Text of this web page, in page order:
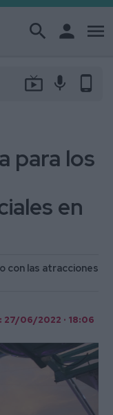
search person menu
live_tv mic phone_android
para los
en
con las atracciones
06/2022 · 18:06